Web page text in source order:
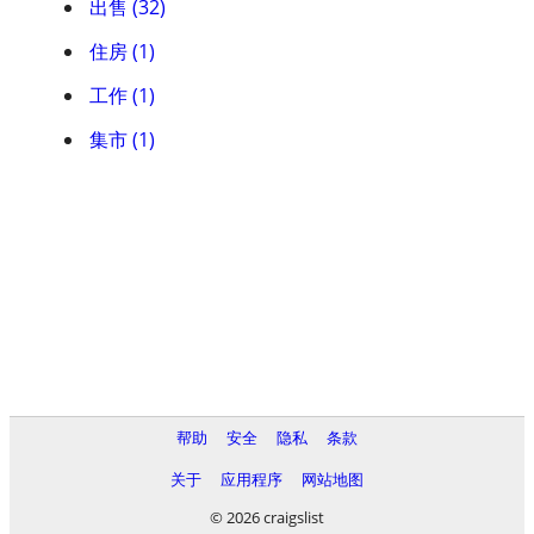
出售 (32)
住房 (1)
工作 (1)
集市 (1)
帮助 安全 隐私
条款
关于
应用程序
网站地图
© 2026 craigslist